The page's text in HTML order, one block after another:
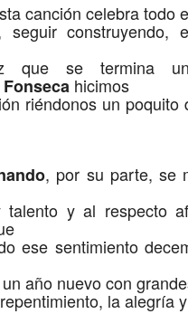
canción celebra todo
seguir
que se termina
Fonseca hicimos
riéndonos un
, por su parte, se
talento y al respecto
ese sentimiento
año nuevo con
la alegría